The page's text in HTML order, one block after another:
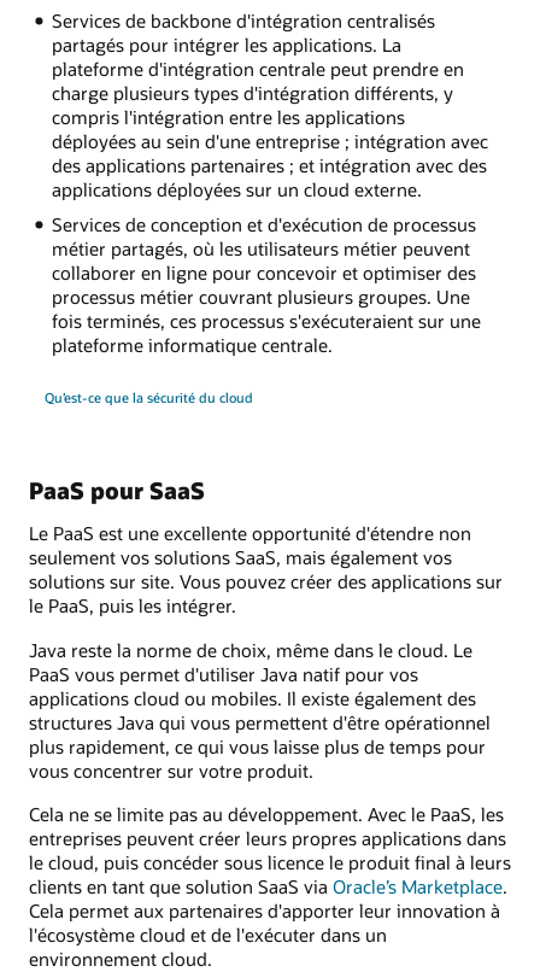
Services de backbone d'intégration centralisés
partagés pour intégrer les applications. La
plateforme d'intégration centrale peut prendre en
charge plusieurs types d'intégration différents, y
compris l'intégration entre les applications
déployées au sein d'une entreprise ; intégration avec
des applications partenaires ; et intégration avec des
applications déployées sur un cloud externe.
Services de conception et d'exécution de processus
métier partagés, où les utilisateurs métier peuvent
collaborer en ligne pour concevoir et optimiser des
processus métier couvrant plusieurs groupes. Une
fois terminés, ces processus s'exécuteraient sur une
plateforme informatique centrale.
Qu’est-ce que la sécurité du cloud
PaaS pour SaaS
Le PaaS est une excellente opportunité d'étendre non
seulement vos solutions SaaS, mais également vos
solutions sur site. Vous pouvez créer des applications sur
le PaaS, puis les intégrer.
Java reste la norme de choix, même dans le cloud. Le
PaaS vous permet d'utiliser Java natif pour vos
applications cloud ou mobiles. Il existe également des
structures Java qui vous permettent d'être opérationnel
plus rapidement, ce qui vous laisse plus de temps pour
vous concentrer sur votre produit.
Cela ne se limite pas au développement. Avec le PaaS, les
entreprises peuvent créer leurs propres applications dans
le cloud, puis concéder sous licence le produit final à leurs
clients en tant que solution SaaS via Oracle’s Marketplace.
Cela permet aux partenaires d'apporter leur innovation à
l'écosystème cloud et de l'exécuter dans un
environnement cloud.